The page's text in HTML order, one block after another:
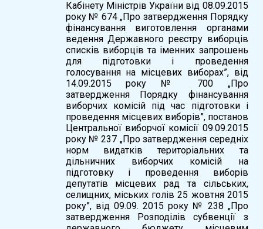
Кабінету Міністрів України від 08.09.2015
року № 674 „Про затвердження Порядку
фінансування виготовлення органами
ведення Державного реєстру виборців
списків виборців та іменних запрошень
для підготовки і проведення
голосування на місцевих виборах”, від
14.09.2015 року № 700 „Про
затвердження Порядку фінансування
виборчих комісій під час підготовки і
проведення місцевих виборів”, постанов
Центральної виборчої комісії 09.09.2015
року № 237 „Про затвердження середніх
норм видатків територіальних та
дільничних виборчих комісій на
підготовку і проведення виборів
депутатів місцевих рад та сільських,
селищних, міських голів 25 жовтня 2015
року”, від 09.09. 2015 року № 238 „Про
затвердження Розподілів субвенції з